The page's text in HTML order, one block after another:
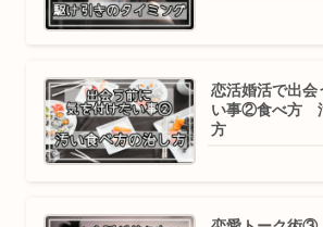
恋活婚活で出会
い事②食べ方
方